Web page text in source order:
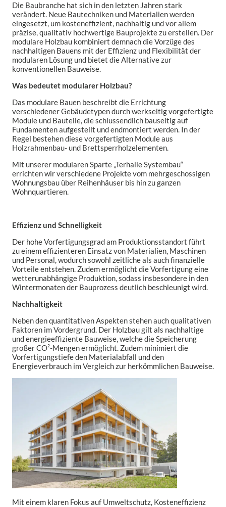
Die Baubranche hat sich in den letzten Jahren stark
verändert. Neue Bautechniken und Materialien werden
eingesetzt, um kosteneffizient, nachhaltig und vor allem
präzise, qualitativ hochwertige Bauprojekte zu erstellen. Der
modulare Holzbau kombiniert demnach die Vorzüge des
nachhaltigen Bauens mit der Effizienz und Flexibilität der
modularen Lösung und bietet die Alternative zur
konventionellen Bauweise.
Was bedeutet modularer Holzbau?
Das modulare Bauen beschreibt die Errichtung
verschiedener Gebäudetypen durch werkseitig vorgefertigte
Module und Bauteile, die schlussendlich bauseitig auf
Fundamenten aufgestellt und endmontiert werden. In der
Regel bestehen diese vorgefertigten Module aus
Holzrahmenbau- und Brettsperrholzelementen.
Mit unserer modularen Sparte „Terhalle Systembau“
errichten wir verschiedene Projekte vom mehrgeschossigen
Wohnungsbau über Reihenhäuser bis hin zu ganzen
Wohnquartieren.
Effizienz und Schnelligkeit
Der hohe Vorfertigungsgrad am Produktionsstandort führt
zu einem effizienteren Einsatz von Materialien, Maschinen
und Personal, wodurch sowohl zeitliche als auch finanzielle
Vorteile entstehen. Zudem ermöglicht die Vorfertigung eine
wetterunabhängige Produktion, sodass insbesondere in den
Wintermonaten der Bauprozess deutlich beschleunigt wird.
Nachhaltigkeit
Neben den quantitativen Aspekten stehen auch qualitativen
Faktoren im Vordergrund. Der Holzbau gilt als nachhaltige
und energieeffiziente Bauweise, welche die Speicherung
großer CO²-Mengen ermöglicht. Zudem minimiert die
Vorfertigungstiefe den Materialabfall und den
Energieverbrauch im Vergleich zur herkömmlichen Bauweise.
Mit einem klaren Fokus auf Umweltschutz, Kosteneffizienz